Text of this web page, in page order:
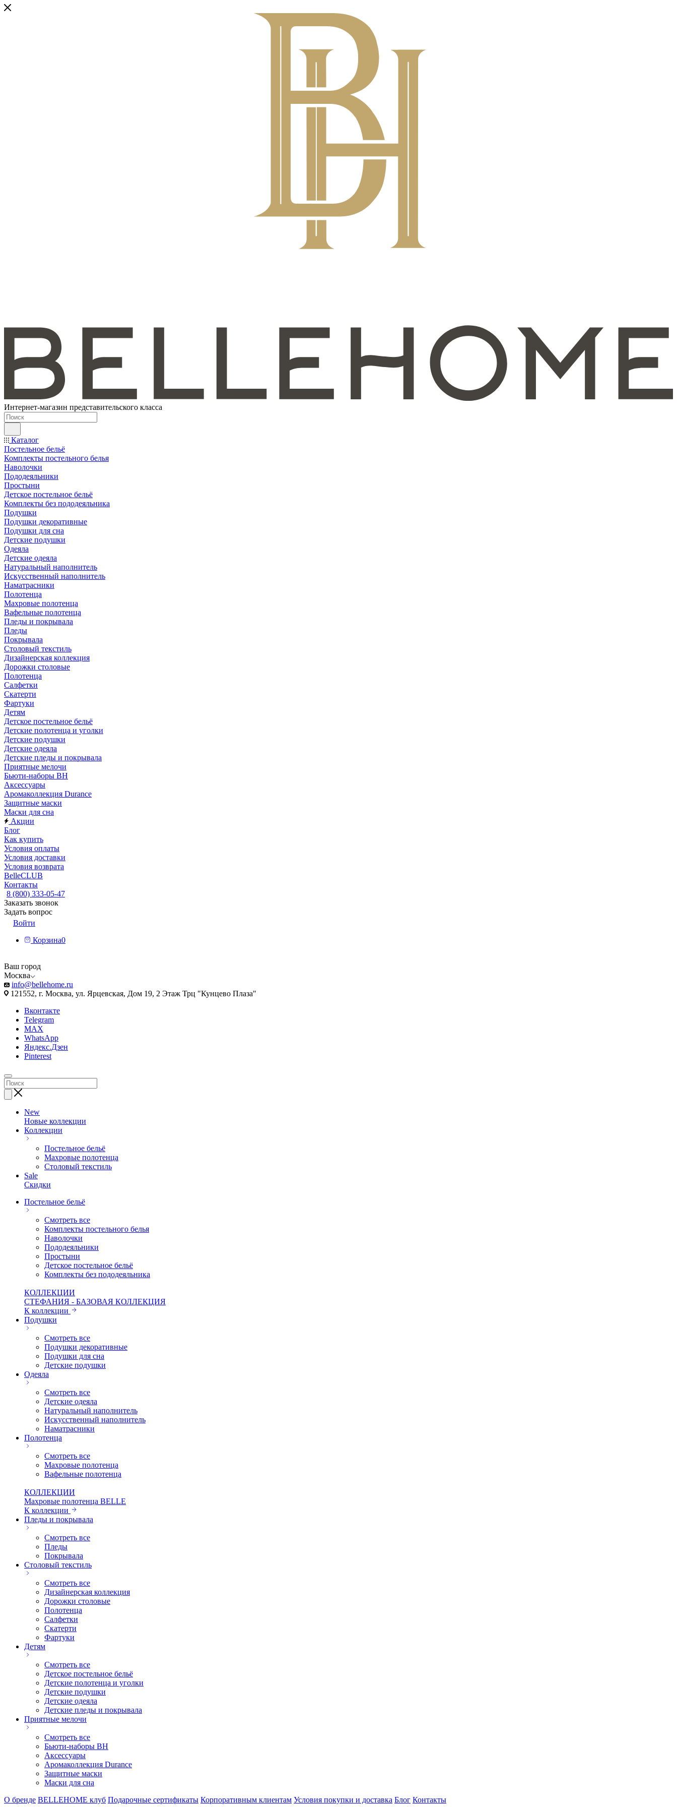
Интернет-магазин представительского класса
Каталог
Постельное бельё
Комплекты постельного белья
Наволочки
Пододеяльники
Простыни
Детское постельное бельё
Комплекты без пододеяльника
Подушки
Подушки декоративные
Подушки для сна
Детские подушки
Одеяла
Детские одеяла
Натуральный наполнитель
Искуcственный наполнитель
Наматрасники
Полотенца
Махровые полотенца
Вафельные полотенца
Пледы и покрывала
Пледы
Покрывала
Столовый текстиль
Дизайнерская коллекция
Дорожки столовые
Полотенца
Салфетки
Скатерти
Фартуки
Детям
Детское постельное бельё
Детские полотенца и уголки
Детские подушки
Детские одеяла
Детские пледы и покрывала
Приятные мелочи
Бьюти-наборы ВН
Аксессуары
Аромаколлекция Durance
Защитные маски
Маски для сна
Акции
Блог
Как купить
Условия оплаты
Условия доставки
Условия возврата
BelleCLUB
Контакты
8 (800) 333-05-47
Заказать звонок
Задать вопрос
Войти
Корзина0
Ваш город
Москва
info@bellehome.ru
121552, г. Москва, ул. Ярцевская, Дом 19, 2 Этаж Трц "Кунцево Плаза"
Вконтакте
Telegram
MAX
WhatsApp
Яндекс.Дзен
Pinterest
New
Новые коллекции
Коллекции
Постельное бельё
Махровые полотенца
Столовый текстиль
Sale
Скидки
Постельное бельё
Смотреть все
Комплекты постельного белья
Наволочки
Пододеяльники
Простыни
Детское постельное бельё
Комплекты без пододеяльника
КОЛЛЕКЦИИ
СТЕФАНИЯ - БАЗОВАЯ КОЛЛЕКЦИЯ
К коллекции
Подушки
Смотреть все
Подушки декоративные
Подушки для сна
Детские подушки
Одеяла
Смотреть все
Детские одеяла
Натуральный наполнитель
Искуcственный наполнитель
Наматрасники
Полотенца
Смотреть все
Махровые полотенца
Вафельные полотенца
КОЛЛЕКЦИИ
Махровые полотенца BELLE
К коллекции
Пледы и покрывала
Смотреть все
Пледы
Покрывала
Столовый текстиль
Смотреть все
Дизайнерская коллекция
Дорожки столовые
Полотенца
Салфетки
Скатерти
Фартуки
Детям
Смотреть все
Детское постельное бельё
Детские полотенца и уголки
Детские подушки
Детские одеяла
Детские пледы и покрывала
Приятные мелочи
Смотреть все
Бьюти-наборы ВН
Аксессуары
Аромаколлекция Durance
Защитные маски
Маски для сна
О бренде BELLEHOME клуб Подарочные сертификаты Корпоративным клиентам Условия покупки и доставка Блог Контакты